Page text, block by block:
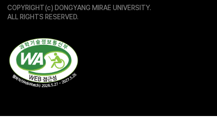
COPYRIGHT(c) DONGYANG MIRAE UNIVERSITY.
ALL RIGHTS RESERVED.